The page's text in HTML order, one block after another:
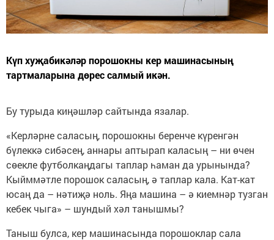
Күп хуҗабикәләр порошокны кер машинасының
тартмаларына дөрес салмый икән.
Бу турыда киңәшләр сайтында язалар.
«Керләрне саласың, порошокны беренче күренгән
бүлеккә сибәсең, аннары аптырап каласың – ни өчен
сөекле футболкаңдагы таплар һаман да урынында?
Кыйммәтле порошок саласың, ә таплар кала. Кат-кат
юсаң да – нәтиҗә ноль. Яңа машина – ә киемнәр тузган
кебек чыга» – шундый хәл танышмы?
Таныш булса, кер машинасында порошоклар сала